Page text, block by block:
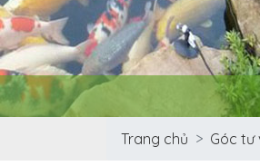
Trang chủ Góc tư